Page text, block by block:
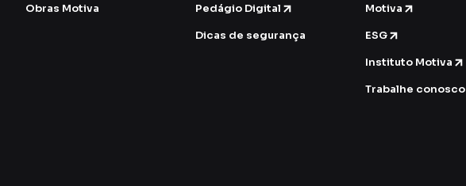
Obras Motiva
Pedágio Digital
Dicas de segurança
Motiva
ESG
Instituto Motiva
Trabalhe conosco